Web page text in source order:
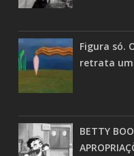
Figura só.
retrata
BETTY